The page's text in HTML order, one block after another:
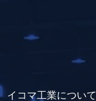
イコマ工業について